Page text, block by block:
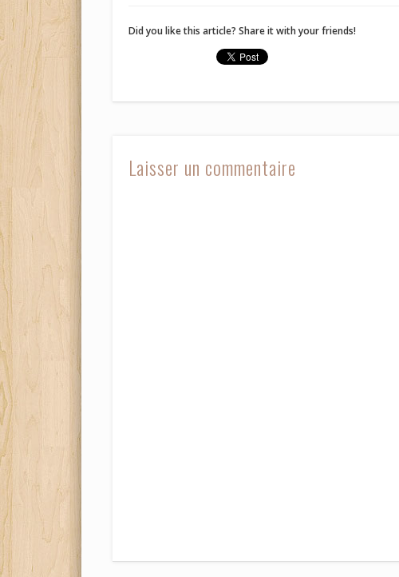
une
nouvelle
une
Did you like this article? Share it with your friends!
Laisser un commentaire